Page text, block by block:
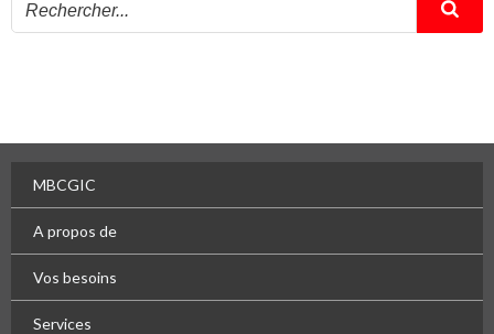
MBCGIC
A propos de
Vos besoins
Services